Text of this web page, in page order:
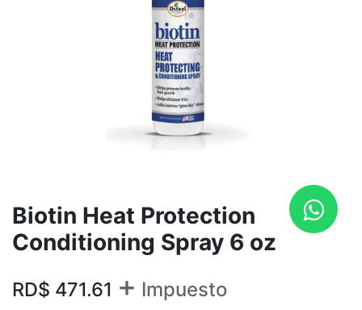
Biotin Heat Protection
Conditioning Spray 6 oz
RD$ 471.61 + Impuesto